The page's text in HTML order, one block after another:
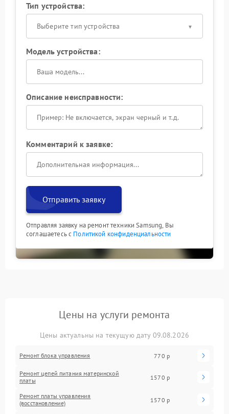
Тип устройства:
Выберите тип устройства
Модель устройства:
Описание неисправности:
Комментарий к заявке:
Отправить заявку
Отправляя заявку на ремонт техники Samsung, Вы
соглашаетесь с Политикой конфиденциальности
Цены на услуги ремонта
Цены актуальны на текущую дату 09.08.2026
Ремонт блока управления 770 р
Ремонт цепей питания материнской
платы
1570 р
Ремонт платы управления
(восстановление)
1570 р